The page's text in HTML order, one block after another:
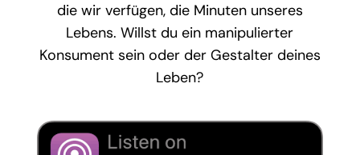
die wir verfügen, die Minuten unseres
Lebens. Willst du ein manipulierter
Konsument sein oder der Gestalter deines
Leben?